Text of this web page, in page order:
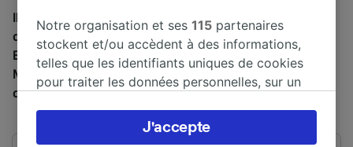
Il faut en moyenne 1 h 20 min pour parcourir en train la
distance de 61 km entre Chesterfield et Manchester.
Environ 34 trains partent de Chesterfield et arrivent à
Manchester chaque jour, et il est possible de trouver
des billets à 12,75 € en réservant à l’avance.
Notre organisation et ses115 partenaires
stockent et/ou accèdent à des informations,
telles que les identifiants uniques de cookies
pour traiter les données personnelles, sur un
préférences, notamment en exerçant votre
droit d’opposition à l’intérêt légitime, en
J'accepte